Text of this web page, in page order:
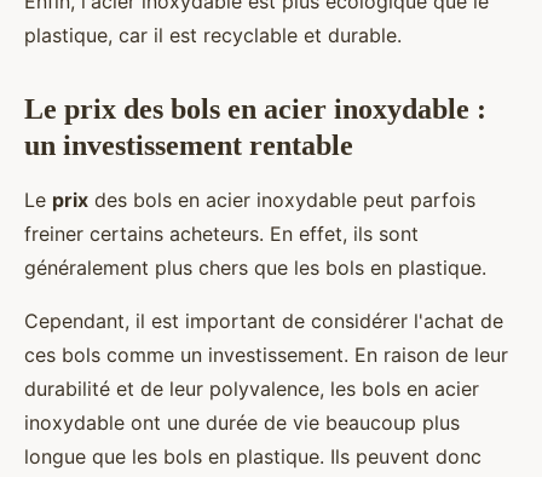
plastique, car il est recyclable et durable.
Le prix des bols en acier inoxydable :
un investissement rentable
Le prix des bols en acier inoxydable peut parfois
freiner certains acheteurs. En effet, ils sont
généralement plus chers que les bols en plastique.
Cependant, il est important de considérer l'achat de
ces bols comme un investissement. En raison de leur
durabilité et de leur polyvalence, les bols en acier
inoxydable ont une durée de vie beaucoup plus
longue que les bols en plastique. Ils peuvent donc